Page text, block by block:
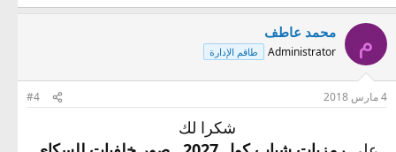
م محمد عاطف
Administrator طاقم الإدارة
4 مارس 2018 #4
شكرا لك